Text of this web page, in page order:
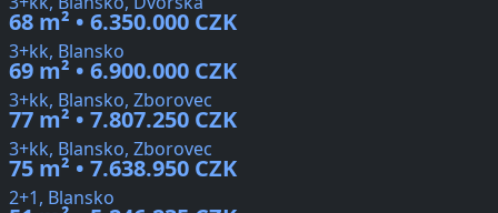
68 m² • 6.350.000 CZK
3+kk, Blansko
69 m² • 6.900.000 CZK
3+kk, Blansko, Zborovec
77 m² • 7.807.250 CZK
3+kk, Blansko, Zborovec
75 m² • 7.638.950 CZK
2+1, Blansko